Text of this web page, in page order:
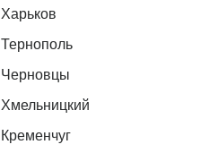
Харьков
Тернополь
Черновцы
Хмельницкий
Кременчуг